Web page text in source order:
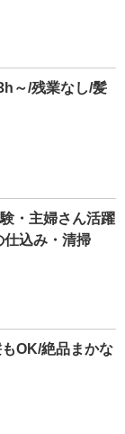
～/残業なし/髪
・主婦さん活躍
仕込み・清掃
OK/絶品まかな